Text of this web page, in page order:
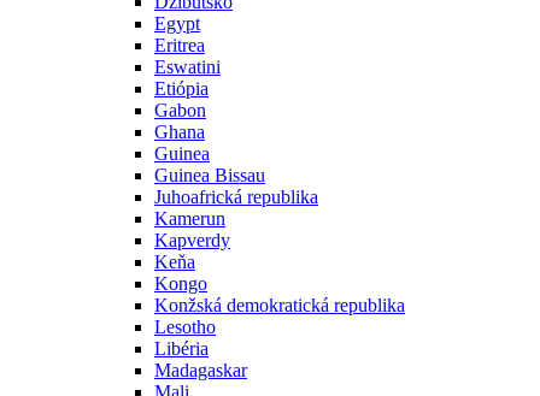
Egypt
Eritrea
Eswatini
Etiópia
Gabon
Ghana
Guinea
Guinea Bissau
Juhoafrická republika
Kamerun
Kapverdy
Keňa
Kongo
Konžská demokratická republika
Lesotho
Libéria
Madagaskar
Mali